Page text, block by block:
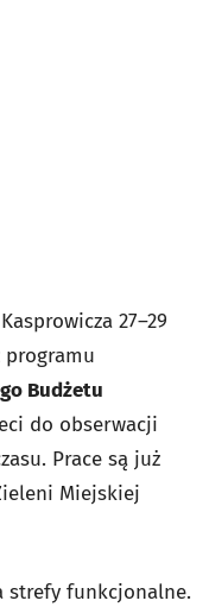
27–29
programu
Budżetu
do obserwacji
Prace są już
Miejskiej
strefy funkcjonalne.